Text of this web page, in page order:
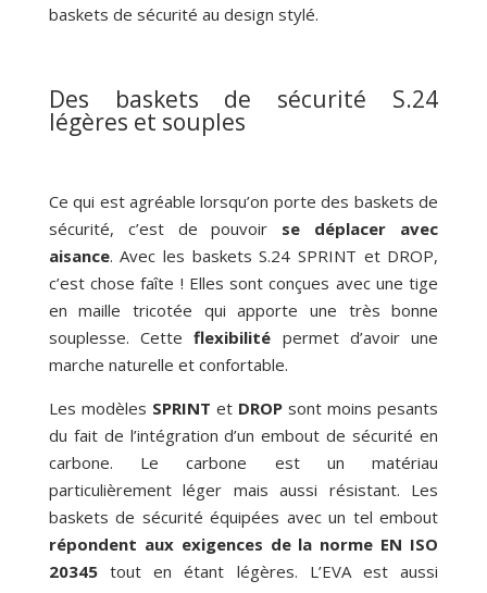
baskets de sécurité au design stylé.
Des baskets de sécurité S.24
légères et souples
Ce qui est agréable lorsqu’on porte des baskets de
sécurité, c’est de pouvoir se déplacer avec
aisance. Avec les baskets S.24 SPRINT et DROP,
c’est chose faîte ! Elles sont conçues avec une tige
en maille tricotée qui apporte une très bonne
souplesse. Cetteflexibilité permet d’avoir une
marche naturelle et confortable.
Les modèles SPRINT et DROP sont moins pesants
du fait de l’intégration d’un embout de sécurité en
carbone. Le carbone est un matériau
particulièrement léger mais aussi résistant. Les
baskets de sécurité équipées avec un tel embout
répondent aux exigences de la norme EN ISO
20345tout en étant légères. L’EVA est aussi